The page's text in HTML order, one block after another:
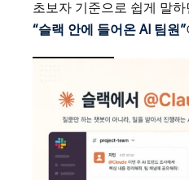
초보자 기준으로 쉽게 말하
“슬랙 안에 들어온 AI 팀원”